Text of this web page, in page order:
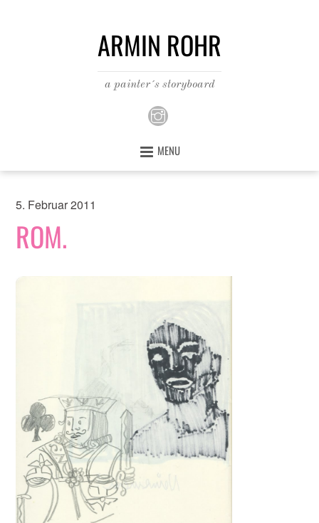
ARMIN ROHR
a painter´s storyboard
MENU
5. Februar 2011
ROM.